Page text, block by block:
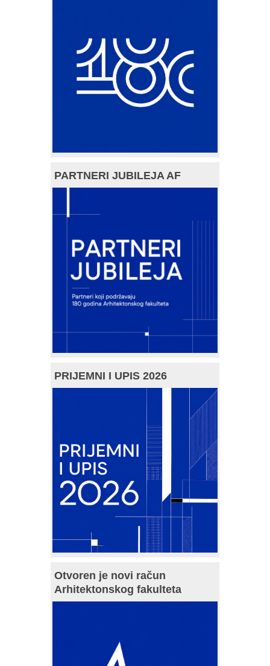
PARTNERI JUBILEJA AF
PRIJEMNI I UPIS 2026
Otvoren je novi račun
Arhitektonskog fakulteta